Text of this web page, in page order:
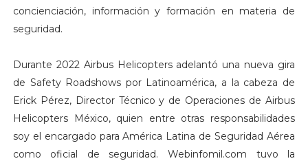
concienciación, información y formación en materia de
seguridad.
Durante 2022 Airbus Helicopters adelantó una nueva gira
de Safety Roadshows por Latinoamérica, a la cabeza de
Erick Pérez, Director Técnico y de Operaciones de Airbus
Helicopters México, quien entre otras responsabilidades
soy el encargado para América Latina de Seguridad Aérea
como oficial de seguridad. Webinfomil.com tuvo la